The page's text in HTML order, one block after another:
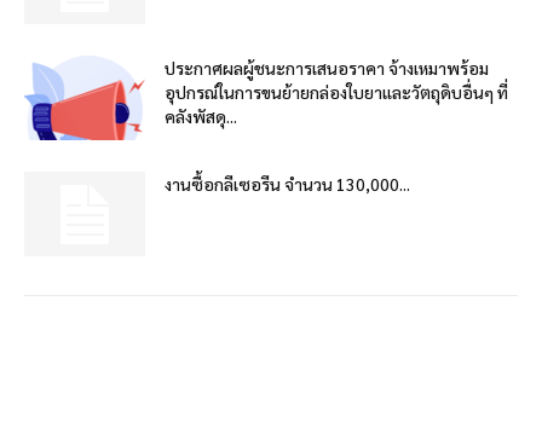
ประกาศผลผู้ชนะการเสนอราคา จ้างเหมาพร้อม
อุปกรณ์ในการขนย้ายกล่องใบยาและวัตถุดิบอื่นๆ ที่
คลังพัสดุ...
งานซื้อกลีเซอรีน จำนวน 130,000...